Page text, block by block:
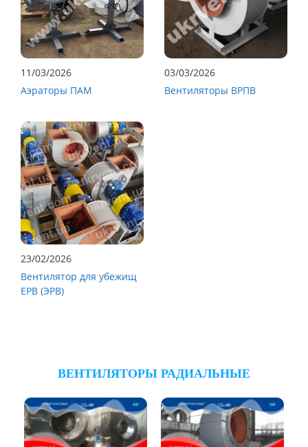
11/03/2026
Аэраторы ПАМ
03/03/2026
Вентиляторы ВРПВ
23/02/2026
Вентилятор для убежищ
ЕРВ (ЭРВ)
ВЕНТИЛЯТОРЫ РАДИАЛЬНЫЕ